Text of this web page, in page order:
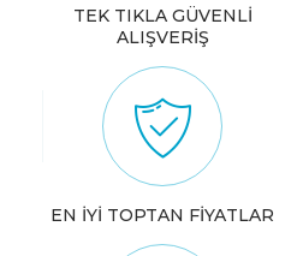
TEK TIKLA GÜVENLİ
ALIŞVERİŞ
EN İYİ TOPTAN FİYATLAR